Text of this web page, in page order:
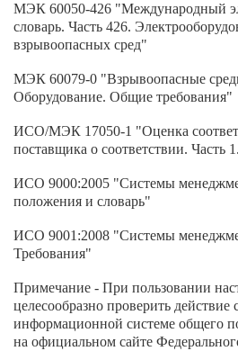
МЭК 60050-426 "Международный
словарь. Часть 426.
взрывоопасных сред"
МЭК 60079-0 "Взрывоопасные
Оборудование. Общие требования"
ИСО/МЭК 17050-1 "Оценка
поставщика о соответствии. Часть
ИСО 9000:2005 "Системы
положения и словарь"
ИСО 9001:2008 "Системы
Требования"
Примечание - При пользовании
целесообразно проверить
информационной системе общего
на официальном сайте